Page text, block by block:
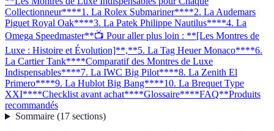
Collectionneur****1. La Rolex Submariner****2. La Audemars
Piguet Royal Oak****3. La Patek Philippe Nautilus****4. La
Omega Speedmaster**📺 Pour aller plus loin : **[Les Montres de
Luxe : Histoire et Évolution]**,**5. La Tag Heuer Monaco****6.
La Cartier Tank****Comparatif des Montres de Luxe
Indispensables****7. La IWC Big Pilot****8. La Zenith El
Primero****9. La Hublot Big Bang****10. La Brequet Type
XXI****Checklist avant achat****Glossaire****FAQ**Produits
recommandés
Sommaire(17 sections)